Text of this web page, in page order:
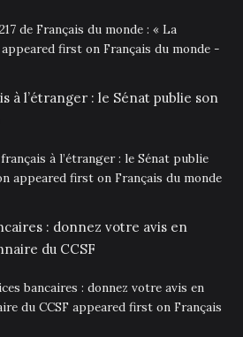
de Français du monde : « La
first on Français du monde -
à l’étranger : le Sénat publie son
à l’étranger : le Sénat publie
appeared first on Français du monde
: donnez votre avis en
du CCSF
bancaires : donnez votre avis en
du CCSF appeared first on Français